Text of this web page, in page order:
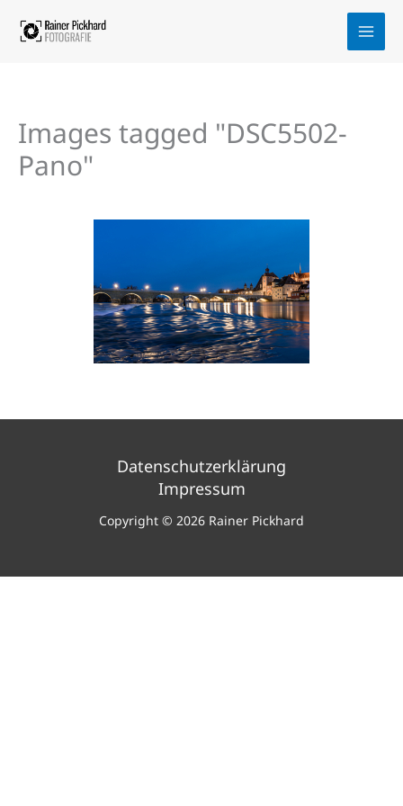
Inhalt
Images tagged "DSC5502-
Pano"
Datenschutzerklärung
Impressum
Copyright © 2026 Rainer Pickhard